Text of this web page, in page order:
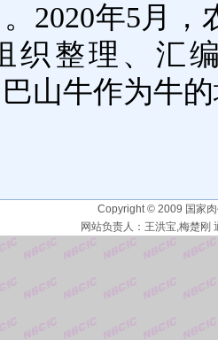
2020年5月，
织整理、汇
山牛作为牛
Copyright © 2009 国家
网站负责人：王洪宝,梅楚刚